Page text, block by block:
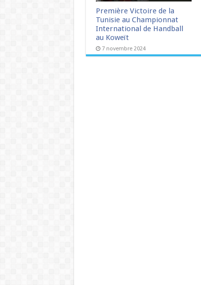
Première Victoire de la
Tunisie au Championnat
International de Handball
au Koweït
7 novembre 2024